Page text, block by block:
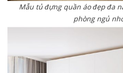
Mẫu tủ đựng quần áo đẹp đa
phòng ngủ